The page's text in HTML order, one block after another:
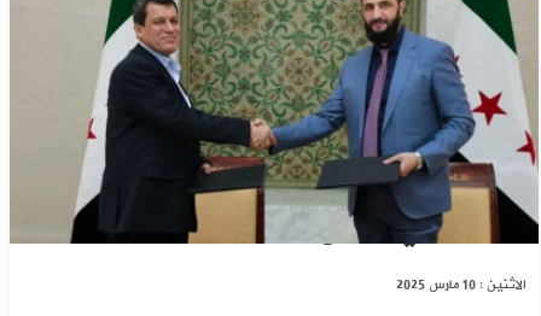
اتفاق يقضي باندماج "قسد" ضمن مؤسسات دمشق
الاثنين : 10 مارس 2025